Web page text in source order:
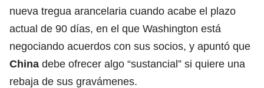
nueva tregua arancelaria cuando acabe el plazo
actual de 90 días, en el que Washington está
negociando acuerdos con sus socios, y apuntó que
China debe ofrecer algo “sustancial” si quiere una
rebaja de sus gravámenes.